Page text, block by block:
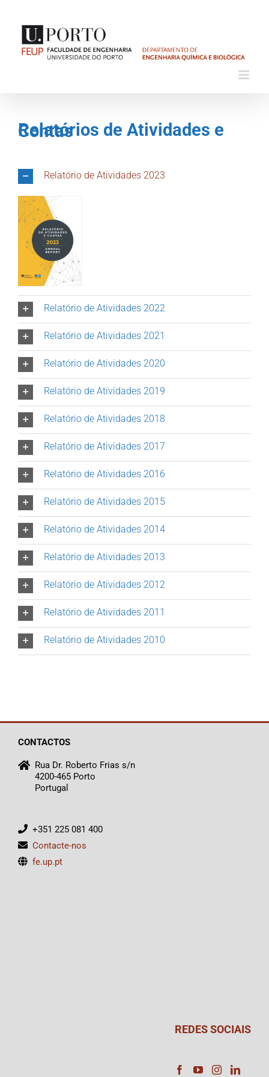
content
Relatórios de Atividades e Contas
Relatório de Atividades 2023
Relatório de Atividades 2022
Relatório de Atividades 2021
Relatório de Atividades 2020
Relatório de Atividades 2019
Relatório de Atividades 2018
Relatório de Atividades 2017
Relatório de Atividades 2016
Relatório de Atividades 2015
Relatório de Atividades 2014
Relatório de Atividades 2013
Relatório de Atividades 2012
Relatório de Atividades 2011
Relatório de Atividades 2010
CONTACTOS
Rua Dr. Roberto Frias s/n
4200-465 Porto
Portugal
+351 225 081 400
Contacte-nos
fe.up.pt
REDES SOCIAIS